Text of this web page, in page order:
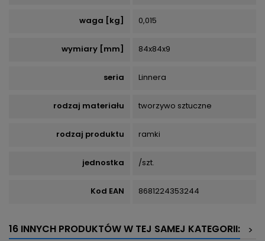
waga [kg] 0,015
wymiary [mm] 84x84x9
seria Linnera
rodzaj materiału tworzywo sztuczne
rodzaj produktu ramki
jednostka /szt.
Kod EAN 8681224353244
16 INNYCH PRODUKTÓW W TEJ SAMEJ KATEGORII:
>